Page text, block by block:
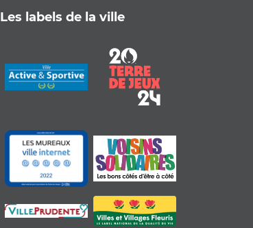
Les labels de la ville